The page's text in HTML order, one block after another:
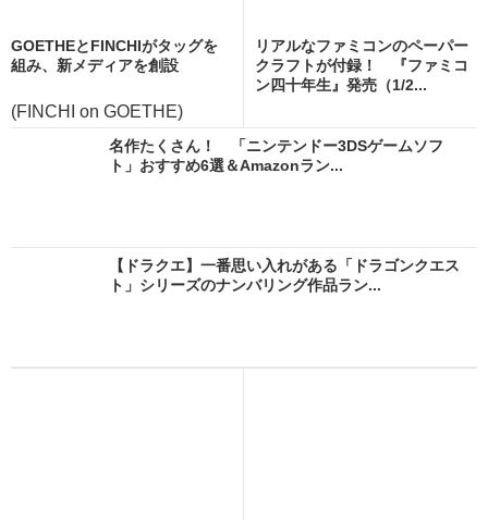
GOETHEとFINCHIがタッグを
組み、新メディアを創設
(FINCHI on GOETHE)
リアルなファミコンのペーパー
クラフトが付録！ 『ファミコ
ン四十年生』発売（1/2...
名作たくさん！ 「ニンテンドー3DSゲームソフ
ト」おすすめ6選＆Amazonラン...
【ドラクエ】一番思い入れがある「ドラゴンクエス
ト」シリーズのナンバリング作品ラン...